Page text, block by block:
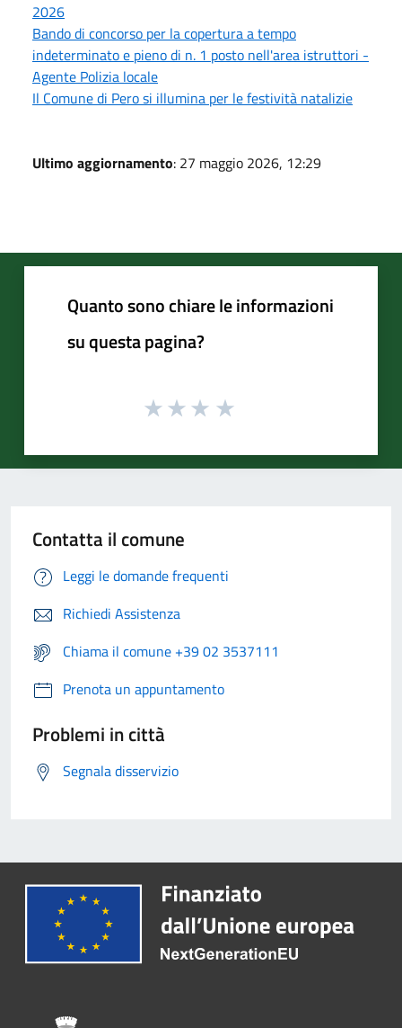
2026
Bando di concorso per la copertura a tempo
indeterminato e pieno di n. 1 posto nell'area istruttori -
Agente Polizia locale
Il Comune di Pero si illumina per le festività natalizie
Ultimo aggiornamento: 27 maggio 2026, 12:29
Quanto sono chiare le informazioni
su questa pagina?
Contatta il comune
Leggi le domande frequenti
Richiedi Assistenza
Chiama il comune +39 02 3537111
Prenota un appuntamento
Problemi in città
Segnala disservizio